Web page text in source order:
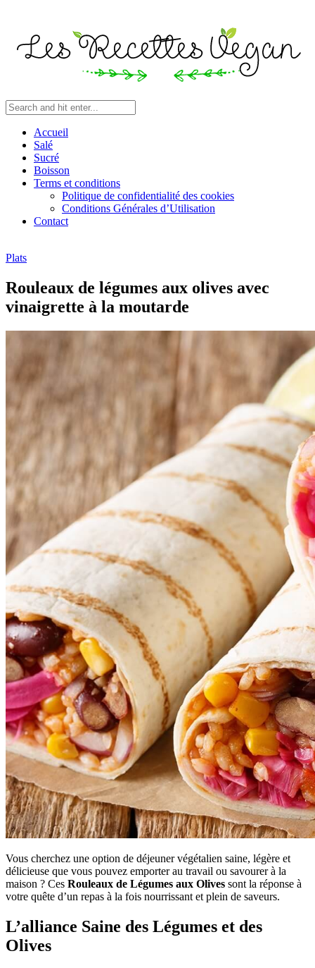
Accueil
Salé
Sucré
Boisson
Terms et conditions
Politique de confidentialité des cookies
Conditions Générales d’Utilisation
Contact
Plats
Rouleaux de légumes aux olives avec
vinaigrette à la moutarde
Vous cherchez une option de déjeuner végétalien saine, légère et
délicieuse que vous pouvez emporter au travail ou savourer à la
maison ? Ces Rouleaux de Légumes aux Olives sont la réponse à
votre quête d’un repas à la fois nourrissant et plein de saveurs.
L’alliance Saine des Légumes et des
Olives